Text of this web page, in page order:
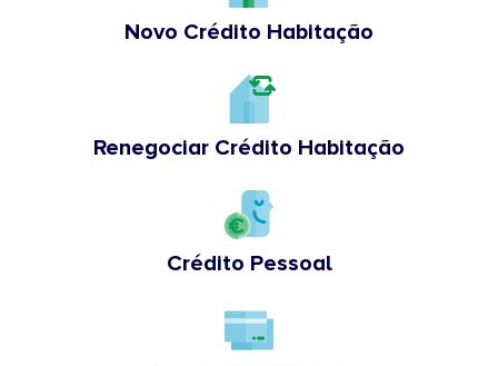
Novo Crédito Habitação
Renegociar Crédito Habitação
Crédito Pessoal